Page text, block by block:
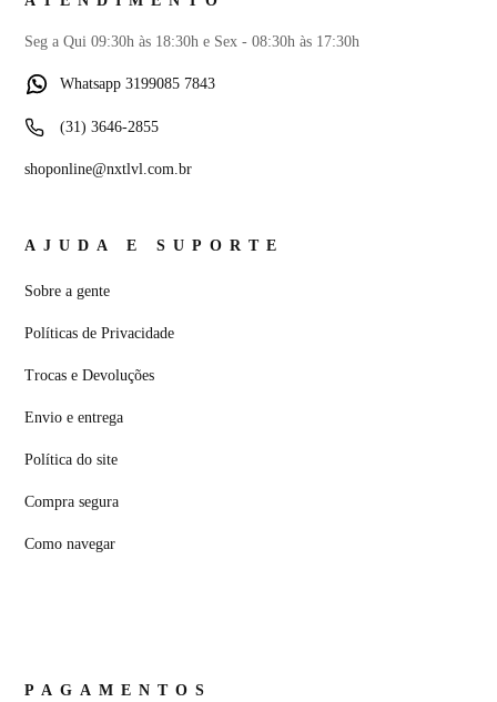
Seg a Qui 09:30h às 18:30h e Sex - 08:30h às 17:30h
Whatsapp 3199085 7843
(31) 3646-2855
shoponline@nxtlvl.com.br
AJUDA E SUPORTE
Sobre a gente
Políticas de Privacidade
Trocas e Devoluções
Envio e entrega
Política do site
Compra segura
Como navegar
PAGAMENTOS